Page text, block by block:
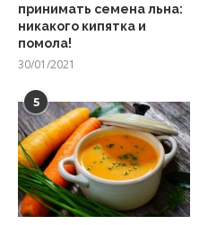
принимать семена льна:
никакого кипятка и
помола!
30/01/2021
5